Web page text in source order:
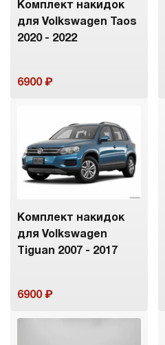
Комплект накидок
для Volkswagen Taos
2020 - 2022
6900
Комплект накидок
для Volkswagen
Tiguan 2007 - 2017
6900